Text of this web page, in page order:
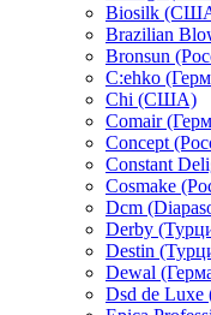
Biosilk
Brazilian
Bronsun
C:ehko
Chi (США)
Comair
Concept
Constant
Cosmake
Dcm
Derby
Destin
Dewal
Dsd de